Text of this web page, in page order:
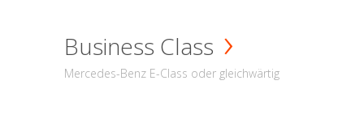
Business Class
Mercedes-Benz E-Class oder gleichwärtig